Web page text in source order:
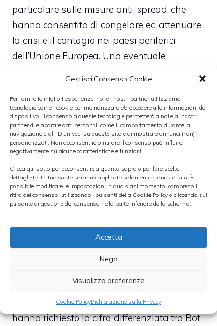
Gestisci Consenso Cookie
Per fornire le migliori esperienze, noi e i nostri partner utilizziamo
tecnologie come i cookie per memorizzare e/o accedere alle informazioni del
dispositivo. Il consenso a queste tecnologie permetterà a noi e ai nostri
partner di elaborare dati personali come il comportamento durante la
navigazione o gli ID univoci su questo sito e di mostrare annunci (non)
personalizzati. Non acconsentire o ritirare il consenso può influire
negativamente su alcune caratteristiche e funzioni.
Clicca qui sotto per acconsentire a quanto sopra o per fare scelte
dettagliate. Le tue scelte saranno applicate solamente a questo sito. È
possibile modificare le impostazioni in qualsiasi momento, compreso il
ritiro del consenso, utilizzando i pulsanti della Cookie Policy o cliccando sul
pulsante di gestione del consenso nella parte inferiore dello schermo.
Accetta
Nega
Visualizza preferenze
Cookie PolicyDichiarazione sulla Privacy
particolare sulle misure anti-spread, che
hanno consentito di congelare ed attenuare
la crisi e il contagio nei paesi periferici
dell’Unione Europea. Una eventuale
non meglio precisati e potrebbe verificarsi
nuovamente un’estate torrida sul lato
finanziario come quella del 2011, durante il
Governo Berlusconi, che fu portato poi a
dimettersi.
L‘asta da 7 miliardi di euro è finita con
rendimenti in rialzo. I bot annuali sono stati
piazzati ad un tasso di rendimento dello
0,96%, in rialzo rispetto alle precedenti aste.
E’ stata comunque molto sostenuta la
miliardi richiesti dal Tesoro, gli investitori ne
hanno domandati in tutto 15. Gli investitori
hanno richiesto la cifra differenziata tra Bot